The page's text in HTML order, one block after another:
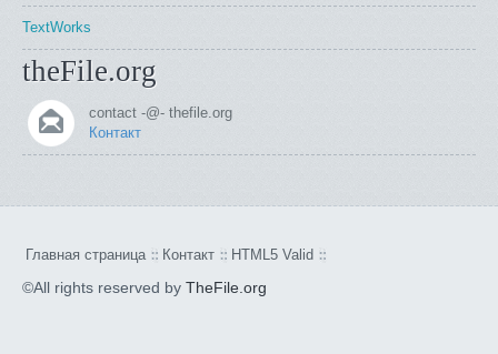
TextWorks
theFile.org
contact -@- thefile.org
Контакт
Главная страница Контакт HTML5 Valid
©All rights reserved by TheFile.org